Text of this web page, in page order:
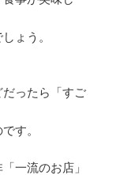
ょう。
ったら「すご
す。
一流のお店」